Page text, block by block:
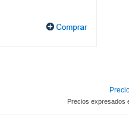
Precios expresados